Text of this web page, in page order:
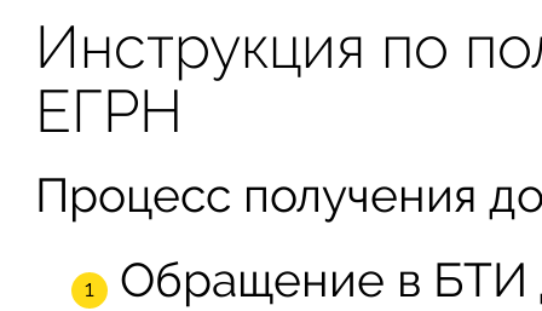
Инструкция по
ЕГРН
Процесс получения
Обращение в БТИ